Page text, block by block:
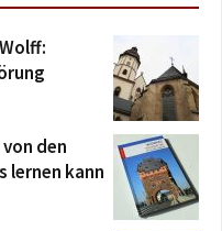
den
lernen kann